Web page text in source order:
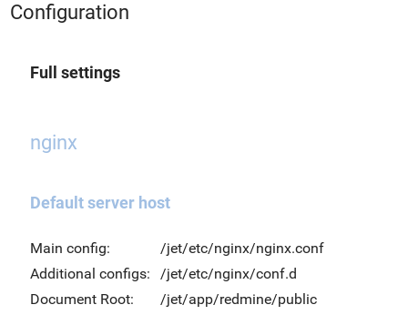
Configuration
Full settings
nginx
Default server host
Main config:
/jet/etc/nginx/nginx.conf
Additional configs:
/jet/etc/nginx/conf.d
Document Root:
/jet/app/redmine/public